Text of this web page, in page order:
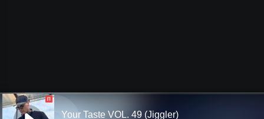
П
Your Taste VOL. 49 (Jiggler)